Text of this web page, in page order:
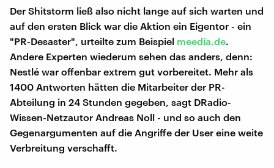
Der Shitstorm ließ also nicht lange auf sich warten und
auf den ersten Blick war die Aktion ein Eigentor - ein
"PR-Desaster", urteilte zum Beispiel meedia.de.
Andere Experten wiederum sehen das anders, denn:
Nestlé war offenbar extrem gut vorbereitet. Mehr als
1400 Antworten hätten die Mitarbeiter der PR-
Abteilung in 24 Stunden gegeben, sagt DRadio-
Wissen-Netzautor Andreas Noll - und so auch den
Gegenargumenten auf die Angriffe der User eine weite
Verbreitung verschafft.